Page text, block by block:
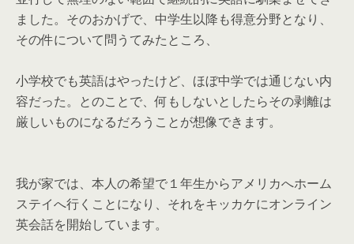
ました。そのおかげで、中学生以降も得意分野となり、
その件について問うてみたところ、
小学校でも英語はやったけど、ほぼ中学では通じない内
容だった。とのことで、何もしないとしたらその剥離は
厳しいものになるだろうことが想像できます。
我が家では、本人の希望で１年生からアメリカへホーム
ステイへ行くことになり、それをキッカケにオンライン
英会話を開始しています。